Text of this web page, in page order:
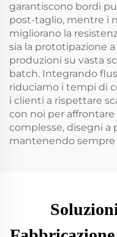
garantiscono bordi
post-taglio, mentre i
migliorano la
sia la prototipazione
produzioni su vasta
batch. Integrando
riduciamo i tempi di
i clienti a rispettare
con noi per
complesse, disegni a
mantenendo sempre